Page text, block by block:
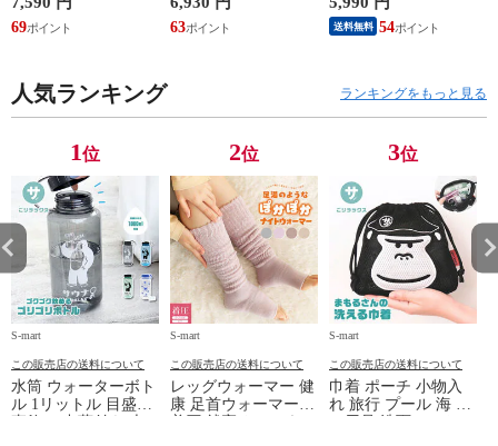
スラッシャー
THRASHER r1929
69
ズ モア 靴 カジュア
ルシューズ 外反母趾
TOPAZ 1410
63
業服 作業着 上着 ア
タックベース KF100
送料無料 54
人気ランキング ランキングをもっと見る
1位
S-mart
この販売店の送料について
水筒 ウォーターボト
ル 1リットル 目盛り
直飲み 中蓋付き 大
2位
S-mart
この販売店の送料について
レッグウォーマー 健
康 足首ウォーマー
着圧 就寝 おしゃれ
3位
S-mart
この販売店の送料について
巾着 ポーチ 小物入
れ 旅行 プール 海 バ
ス用品 洗面セット